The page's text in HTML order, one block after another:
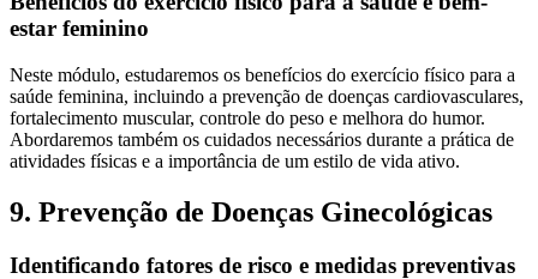
estar feminino
Neste módulo, estudaremos os benefícios do exercício físico para a
saúde feminina, incluindo a prevenção de doenças cardiovasculares,
fortalecimento muscular, controle do peso e melhora do humor.
Abordaremos também os cuidados necessários durante a prática de
atividades físicas e a importância de um estilo de vida ativo.
9. Prevenção de Doenças Ginecológicas
Identificando fatores de risco e medidas preventivas